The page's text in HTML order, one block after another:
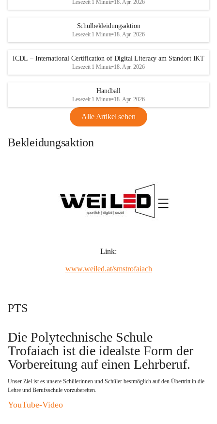
Lesezeit 1 Minute•18. Apr. 2026
Schulbekleidungsaktion
Lesezeit 1 Minute•18. Apr. 2026
ICDL – International Certification of Digital Literacy am Standort IKT
Lesezeit 1 Minute•18. Apr. 2026
Handball
Lesezeit 1 Minute•18. Apr. 2026
Alle Artikel sehen
Bekleidungsaktion
Link:
www.weiled.at/smstrofaiach
PTS
Die Polytechnische Schule
Trofaiach ist die idealste Form der
Vorbereitung auf einen Lehrberuf.
Unser Ziel ist es unsere Schülerinnen und Schüler bestmöglich auf den Übertritt in die
Lehre und Berufsschule vorzubereiten.
YouTube-Video